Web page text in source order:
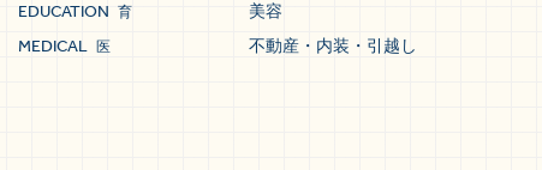
EDUCATION 育
MEDICAL 医
美容
不動産・内装・引越し